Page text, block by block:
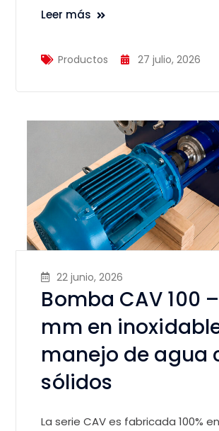
Leer más
Productos 27 julio, 2026
22 junio, 2026
Bomba CAV 100
mm en
manejo de agua
sólidos
La serie CAV es fabricada 100%